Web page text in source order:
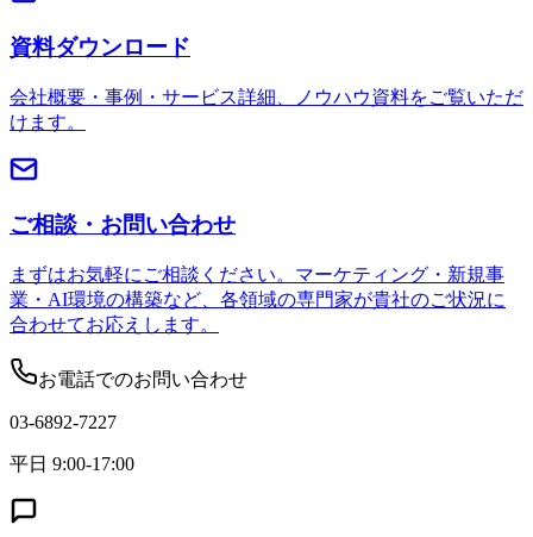
資料ダウンロード
会社概要・事例・サービス詳細、ノウハウ資料をご覧いただ
けます。
ご相談・お問い合わせ
まずはお気軽にご相談ください。マーケティング・新規事
業・AI環境の構築など、各領域の専門家が貴社のご状況に
合わせてお応えします。
お電話でのお問い合わせ
03-6892-7227
平日 9:00-17:00